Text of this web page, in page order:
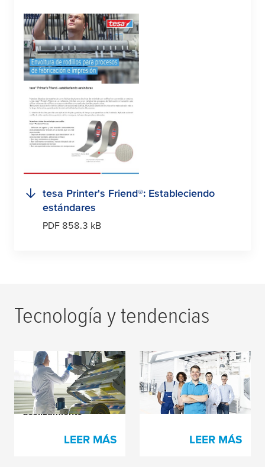
tesa Printer's Friend®: Estableciendo
estándares
PDF 858.3 kB
Tecnología y tendencias
Así es como podés
empalmar fácilmente
films de alto
deslizamiento
LEER MÁS
El Secreto Detrás de
Cada Impresora Feliz
LEER MÁS